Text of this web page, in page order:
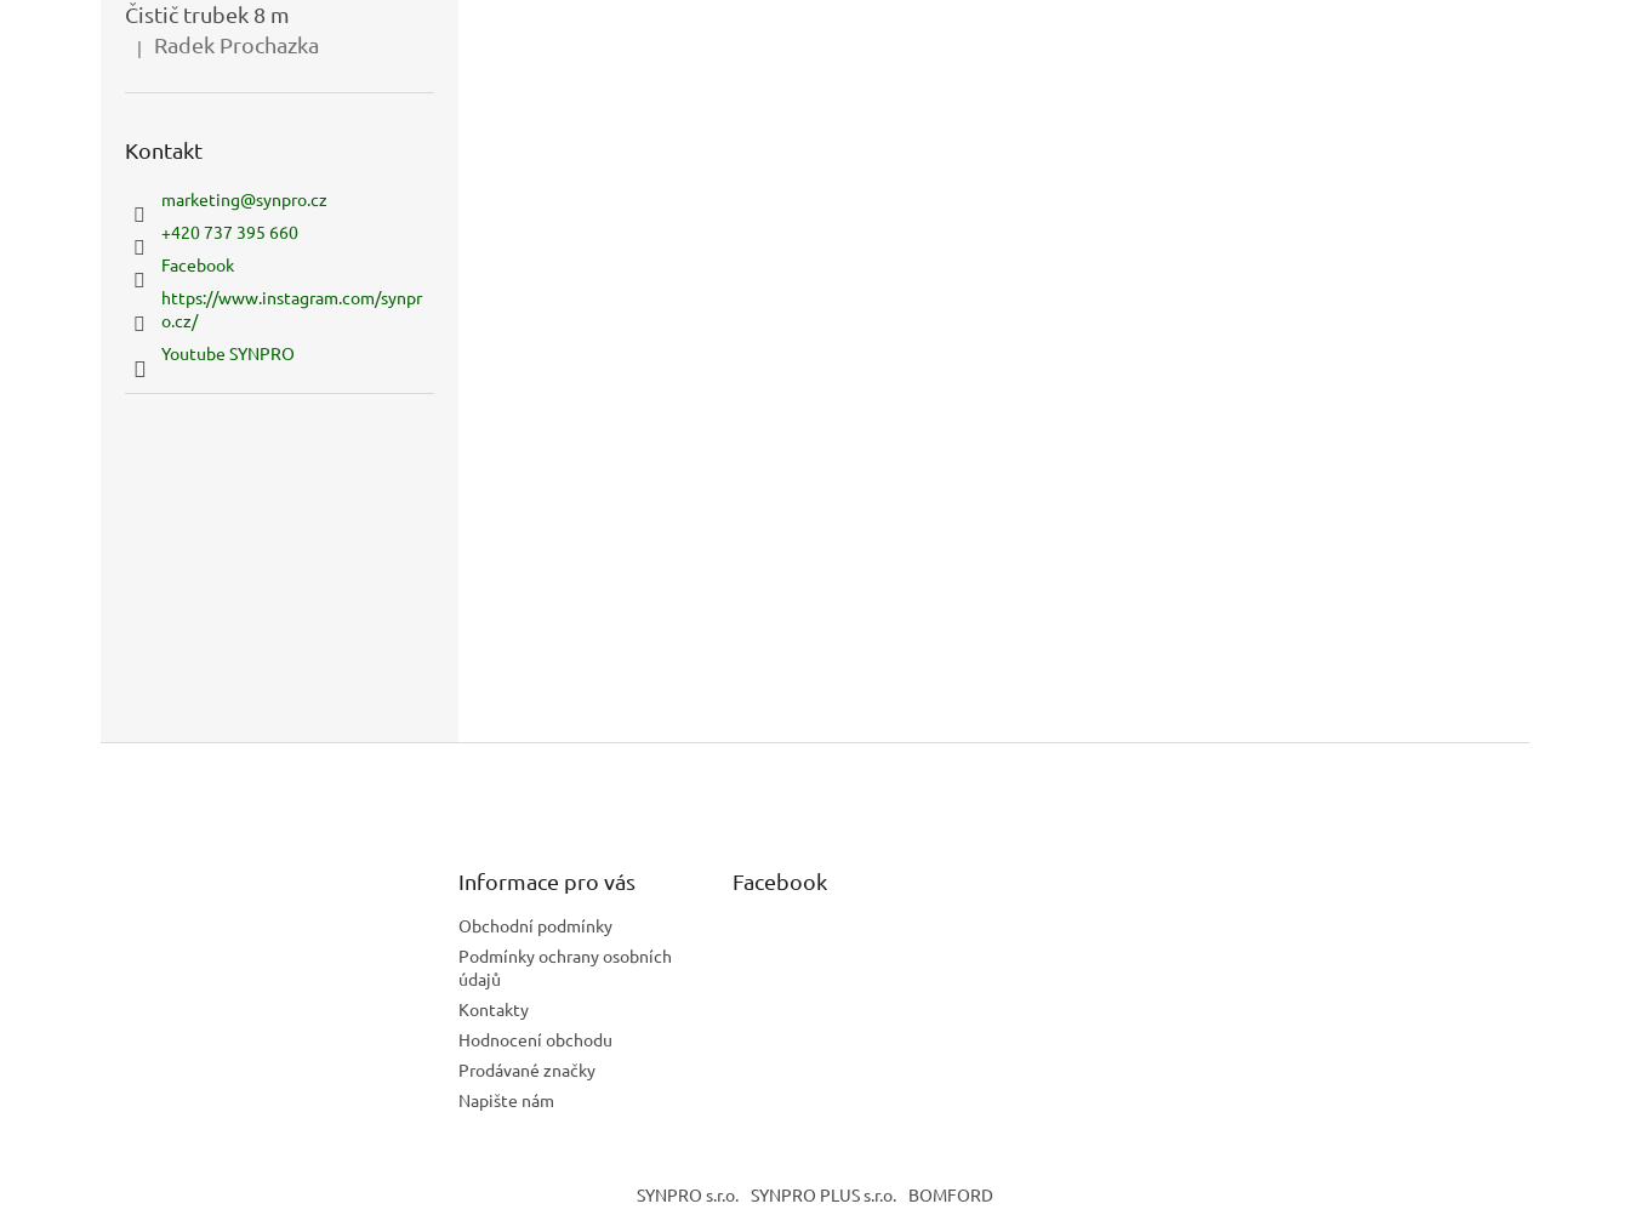
Čistič trubek 8 m
Hodnocení produktu je 5 z 5 hvězdiček.
| Radek Prochazka
Kontakt
marketing@synpro.cz
+420 737 395 660
Facebook
https://www.instagram.com/synpr
o.cz/
Youtube SYNPRO
Informace pro vás
Obchodní podmínky
Podmínky ochrany osobních
údajů
Kontakty
Hodnocení obchodu
Prodávané značky
Napište nám
Facebook
SYNPRO s.r.o. SYNPRO PLUS s.r.o. BOMFORD